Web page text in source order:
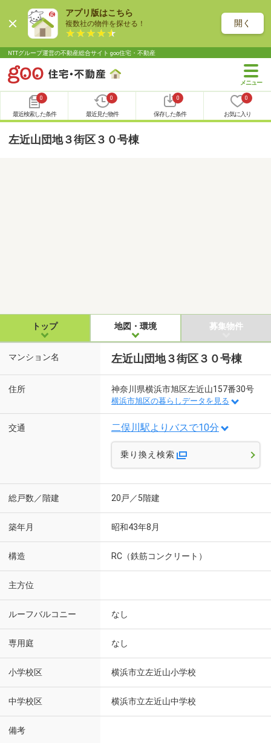
アプリ版はこちら
複数社の物件を探せる！ 開く
NTTグループ運営の不動産総合サイト goo住宅・不動産
0
最近検索した条件
0
最近見た物件
0
保存した条件
0
お気に入り
左近山団地３街区３０号棟
トップ 地図・環境 募集物件
マンション名 左近山団地３街区３０号棟
住所 神奈川県横浜市旭区左近山157番30号
横浜市旭区の暮らしデータを見る
交通 二俣川駅よりバスで10分
乗り換え検索
総戸数／階建 20戸／5階建
築年月 昭和43年8月
構造 RC（鉄筋コンクリート）
主方位
ルーフバルコニー なし
専用庭 なし
小学校区 横浜市立左近山小学校
中学校区 横浜市立左近山中学校
備考